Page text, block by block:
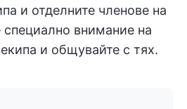
и отделните членове на
внимание на
и общувайте с тях.